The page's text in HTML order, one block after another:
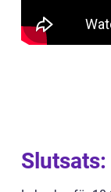
Slutsats: